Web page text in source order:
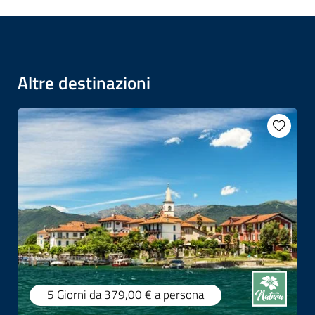
Altre destinazioni
5 Giorni da 379,00 €a persona